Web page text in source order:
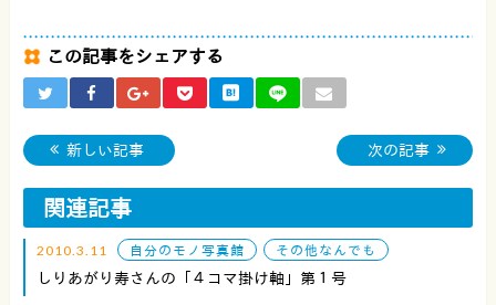
この記事をシェアする
新しい記事 次の記事
関連記事
2010.3.11 自分のモノ写真館 その他なんでも
しりあがり寿さんの「４コマ掛け軸」第１号